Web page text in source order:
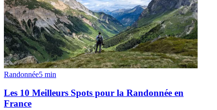
Randonnée5 min
Les 10 Meilleurs Spots pour la Randonnée en
France